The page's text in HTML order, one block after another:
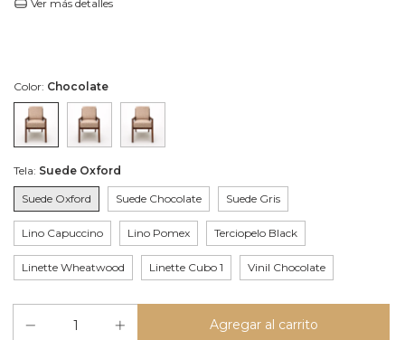
Ver más detalles
Color: Chocolate
Tela: Suede Oxford
Suede Oxford Suede Chocolate Suede Gris
Lino Capuccino Lino Pomex Terciopelo Black
Linette Wheatwood Linette Cubo 1 Vinil Chocolate